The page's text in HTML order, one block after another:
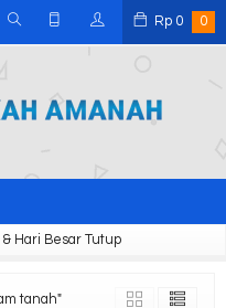
Rp 0 0
Hari Besar Tutup
tanah"